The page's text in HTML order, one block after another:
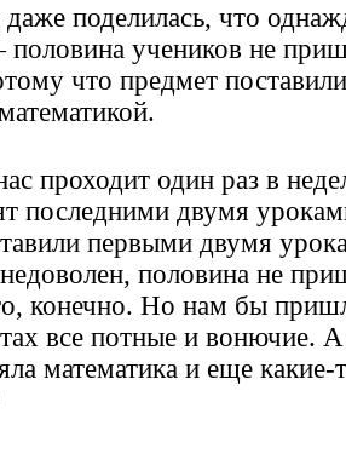
поделилась, что
половина учеников не
что предмет
проходит один раз в
последними двумя
первыми двумя
половина не
конечно. Но нам бы
все потные и вонючие.
математика и еще